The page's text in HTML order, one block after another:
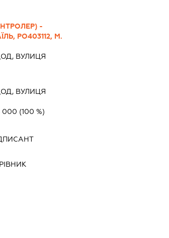
-
РО403112, М.
ВУЛИЦЯ
ВУЛИЦЯ
000 (100 %)